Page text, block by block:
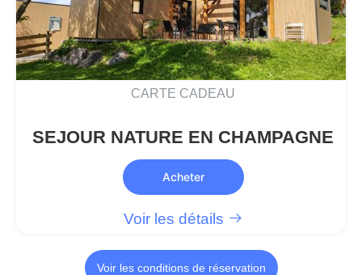
CARTE CADEAU
SEJOUR NATURE EN CHAMPAGNE
Acheter
Voir les détails
Voir les conditions de réservation